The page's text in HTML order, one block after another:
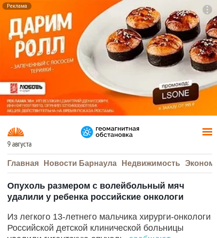
Реклама
9 августа
Главная Новости Барнаула Недвижимость
Опухоль размером с волейбольный мяч
удалили у ребенка российские онкологи
Из легкого 13-летнего мальчика хирурги-онкологи
Российской детской клинической больницы